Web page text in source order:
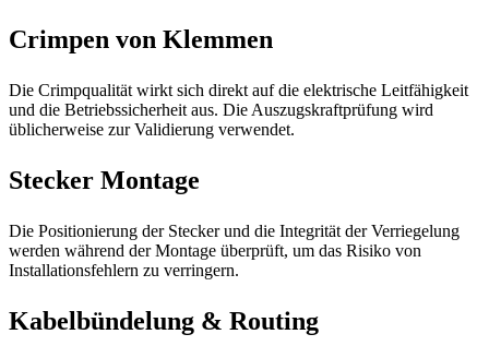
Crimpen von Klemmen
Die Crimpqualität wirkt sich direkt auf die elektrische Leitfähigkeit
und die Betriebssicherheit aus. Die Auszugskraftprüfung wird
üblicherweise zur Validierung verwendet.
Stecker Montage
Die Positionierung der Stecker und die Integrität der Verriegelung
werden während der Montage überprüft, um das Risiko von
Installationsfehlern zu verringern.
Kabelbündelung & Routing